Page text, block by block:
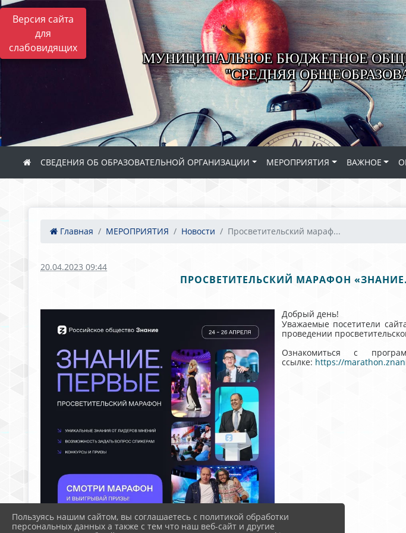
Версия сайта
для
слабовидящих
МУНИЦИПАЛЬНОЕ БЮДЖЕТНОЕ
"СРЕДНЯЯ
СВЕДЕНИЯ ОБ ОБРАЗОВАТЕЛЬНОЙ ОРГАНИЗАЦИИ МЕРОПРИЯТИЯ ВАЖНОЕ
Главная МЕРОПРИЯТИЯ Новости Просветительский мараф...
20.04.2023 09:44
ПРОСВЕТИТЕЛЬСКИЙ МАРАФОН
Добрый день!
Уважаемые посетители
проведении
Ознакомиться с
ссылке: https://
Пользуясь нашим сайтом, вы соглашаетесь с политикой обработки
персональных данных а также с тем что наш веб-сайт и другие